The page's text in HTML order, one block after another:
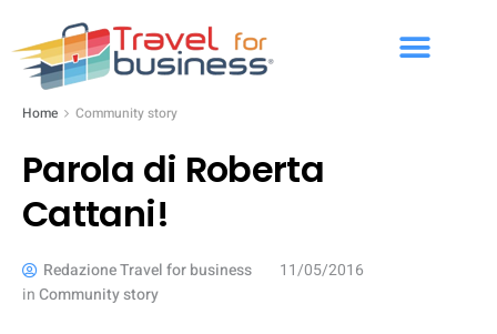
Home Community story
Parola di Roberta
Cattani!
Redazione Travel for business
11/05/2016
inCommunity story